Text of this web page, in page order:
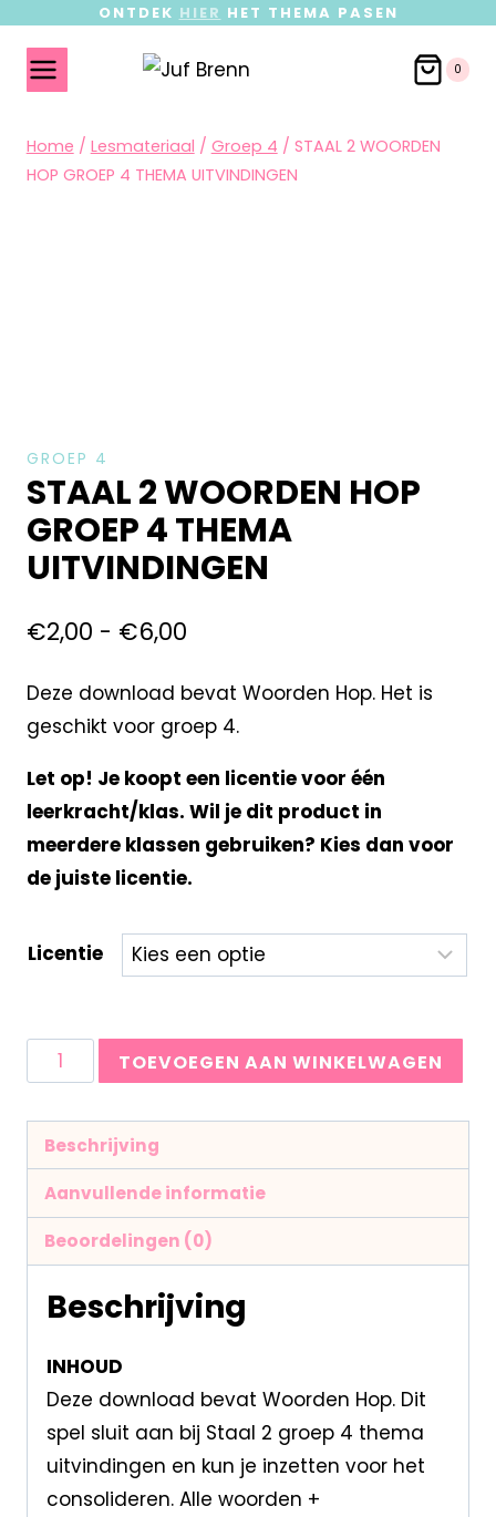
ONTDEK HIER HET THEMA PASEN
0
Home / Lesmateriaal / Groep 4 / STAAL 2 WOORDEN
HOP GROEP 4 THEMA UITVINDINGEN
GROEP 4
STAAL 2 WOORDEN HOP
GROEP 4 THEMA
UITVINDINGEN
€2,00 - €6,00
Deze download bevat Woorden Hop. Het is
geschikt voor groep 4.
Let op! Je koopt een licentie voor één
leerkracht/klas. Wil je dit product in
meerdere klassen gebruiken? Kies dan voor
de juiste licentie.
Licentie
TOEVOEGEN AAN WINKELWAGEN
Beschrijving
Aanvullende informatie
Beoordelingen (0)
Beschrijving
INHOUD
Deze download bevat Woorden Hop. Dit
spel sluit aan bij Staal 2 groep 4 thema
uitvindingen en kun je inzetten voor het
consolideren. Alle woorden +